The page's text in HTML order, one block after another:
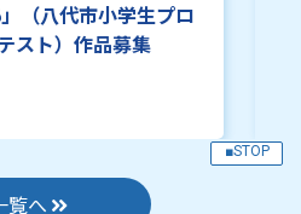
※【まちなか情報】第
市が開催されます！
■STOP
覧へ